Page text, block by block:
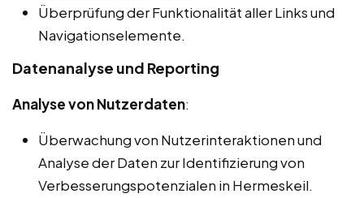
Überprüfung der Funktionalität aller Links und
Navigationselemente.
Datenanalyse und Reporting
Analyse von Nutzerdaten:
Überwachung von Nutzerinteraktionen und
Analyse der Daten zur Identifizierung von
Verbesserungspotenzialen in Hermeskeil.